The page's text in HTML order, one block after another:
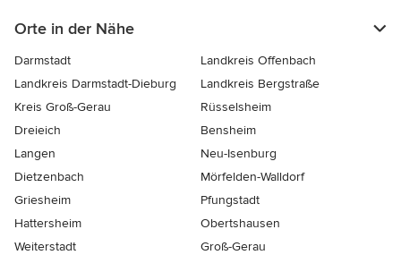
Orte in der Nähe
Darmstadt
Landkreis Offenbach
Landkreis Darmstadt-Dieburg
Landkreis Bergstraße
Kreis Groß-Gerau
Rüsselsheim
Dreieich
Bensheim
Langen
Neu-Isenburg
Dietzenbach
Mörfelden-Walldorf
Griesheim
Pfungstadt
Hattersheim
Obertshausen
Weiterstadt
Groß-Gerau